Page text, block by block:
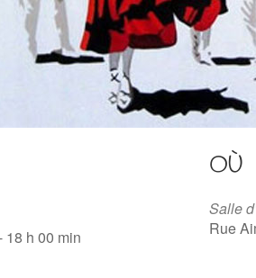
18 h 00 min
OÙ
Salle
Rue